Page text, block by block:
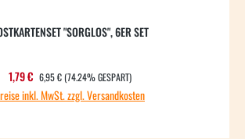
"SORGLOS", 6ER SET
Verkaufspreis:
1,79 € REGULÄRER PREIS:
6,95 € (74.24% GESPART)
inkl. MwSt. zzgl. Versandkosten